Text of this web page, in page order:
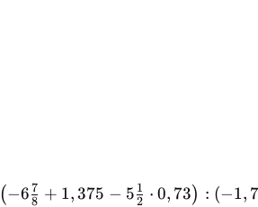
\left(-6
(−6 8
7 + 1, 375 − 5 2
1 ⋅ 0, 73) : (−1,